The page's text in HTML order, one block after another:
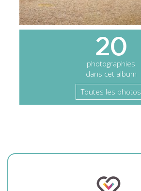
20
photographies
dans cet album
Toutes les photos